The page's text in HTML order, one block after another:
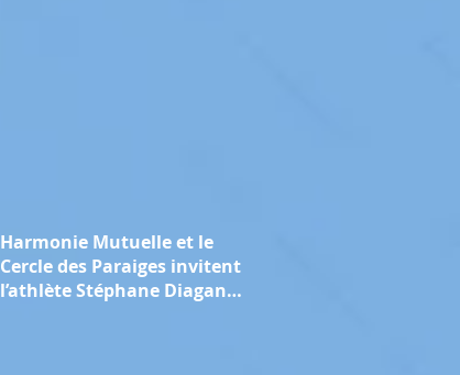
Harmonie Mutuelle et le
Cercle des Paraiges invitent
l’athlète Stéphane Diagana